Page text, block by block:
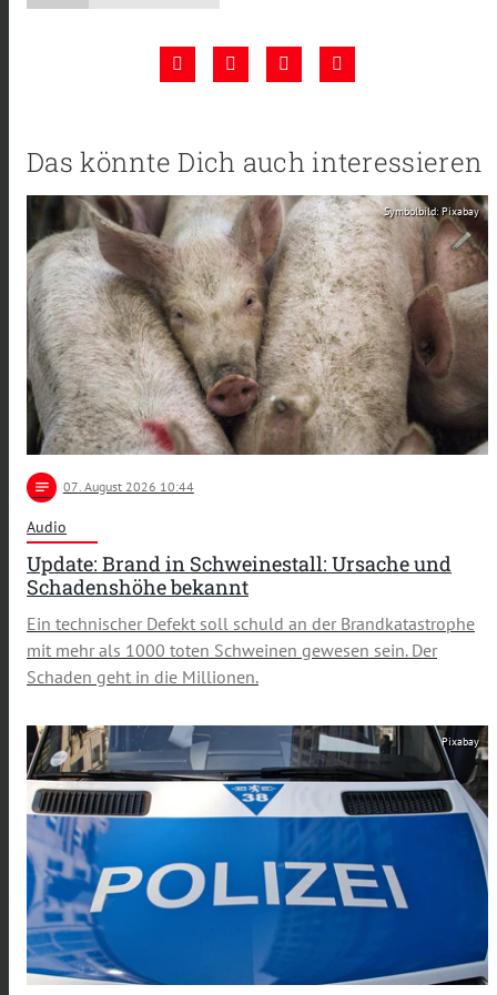
Das könnte Dich auch interessieren
Symbolbild: Pixabay
notes 07. August 2026 10:44
Audio
Update: Brand in Schweinestall: Ursache und
Schadenshöhe bekannt
Ein technischer Defekt soll schuld an der Brandkatastrophe
mit mehr als 1000 toten Schweinen gewesen sein. Der
Schaden geht in die Millionen.
Pixabay